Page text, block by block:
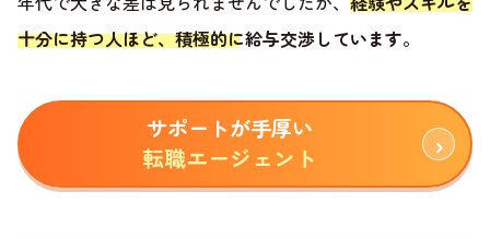
十分に持つ人ほど、積極的に給与交渉しています。
サポートが手厚い
転職エージェント